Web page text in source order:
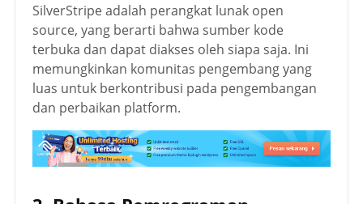
SilverStripe adalah perangkat lunak open
source, yang berarti bahwa sumber kode
terbuka dan dapat diakses oleh siapa saja. Ini
memungkinkan komunitas pengembang yang
luas untuk berkontribusi pada pengembangan
dan perbaikan platform.